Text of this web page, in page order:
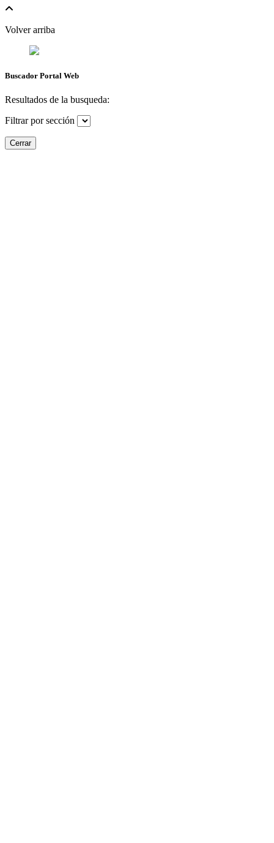
Volver arriba
Buscador Portal Web
Resultados de la busqueda:
Filtrar por sección
Cerrar